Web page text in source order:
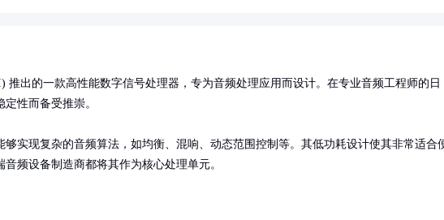
推出的一款高性能数字信号处理器，专为音频处理应用而设计。在专业音频工程师的日
性而备受推崇。
实现复杂的音频算法，如均衡、混响、动态范围控制等。其低功耗设计使其非常适合
频设备制造商都将其作为核心处理单元。